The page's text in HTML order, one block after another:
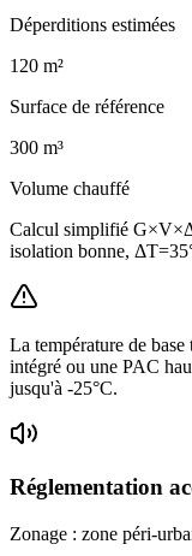
Déperditions estimées
120 m²
Surface de référence
300 m³
Volume chauffé
Calcul simplifié
isolation bonne,
La température de
intégré ou une PAC
jusqu'à -25°C.
Réglementation
Zonage : zone péri-